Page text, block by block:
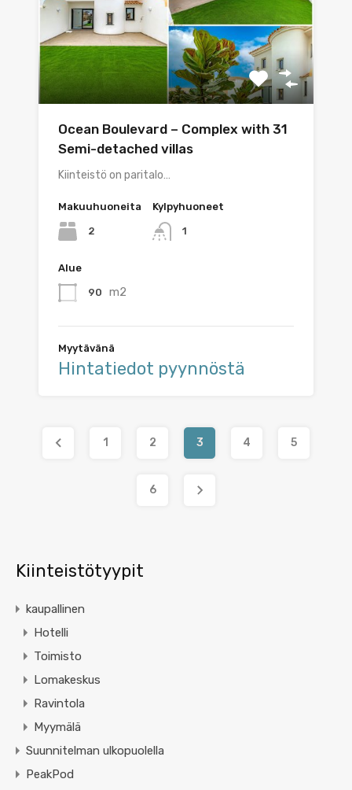
Ocean Boulevard – Complex with 31
Semi-detached villas
Kiinteistö on paritalo…
Makuuhuoneita
2
Kylpyhuoneet
1
Alue
90 m2
Myytävänä
Hintatiedot pyynnöstä
1 2 3 4 5
6
Kiinteistötyypit
kaupallinen
Hotelli
Toimisto
Lomakeskus
Ravintola
Myymälä
Suunnitelman ulkopuolella
PeakPod